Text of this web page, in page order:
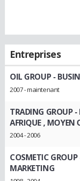
Entreprises
OIL GROUP -
2007 - maintenant
TRADING GROUP -
AFRIQUE , MOYEN
2004 - 2006
COSMETIC GROUP
MARKETING